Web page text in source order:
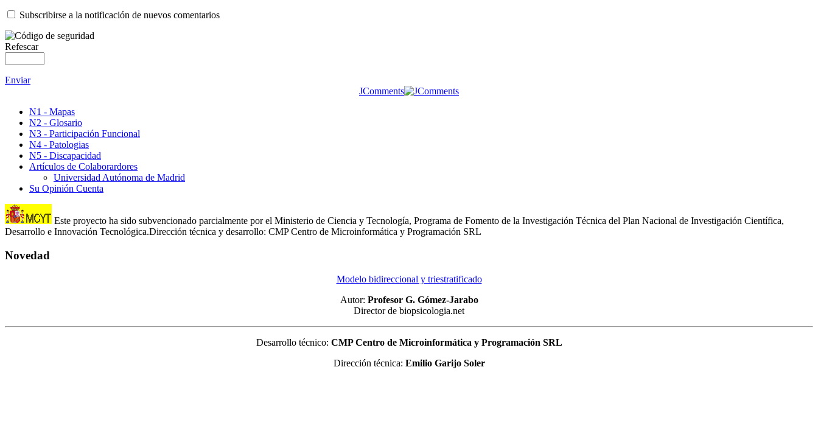
Subscribirse a la notificación de nuevos comentarios
Refescar
Enviar
JComments
N1 - Mapas
N2 - Glosario
N3 - Participación Funcional
N4 - Patologias
N5 - Discapacidad
Artículos de Colaborardores
Universidad Autónoma de Madrid
Su Opinión Cuenta
Este proyecto ha sido subvencionado parcialmente por el Ministerio de Ciencia y Tecnología, Programa de Fomento de la Investigación Técnica del Plan Nacional de Investigación Científica,
Desarrollo e Innovación Tecnológica.Dirección técnica y desarrollo: CMP Centro de Microinformática y Programación SRL
Novedad
Modelo bidireccional y triestratificado
Autor: Profesor G. Gómez-Jarabo
Director de biopsicologia.net
Desarrollo técnico: CMP Centro de Microinformática y Programación SRL
Dirección técnica: Emilio Garijo Soler